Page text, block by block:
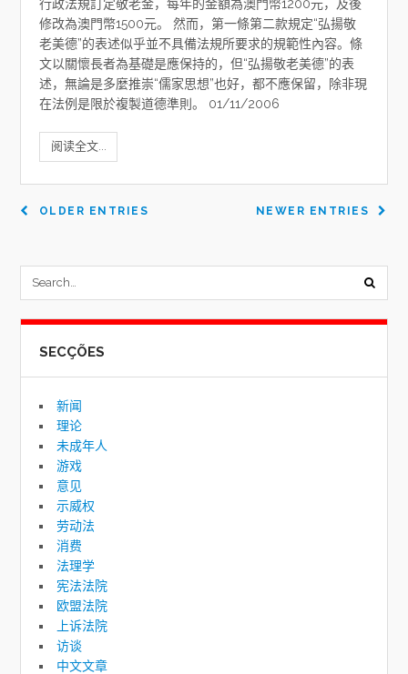
行政法規訂定敬老金，每年的金額為澳門幣1200元，及後
修改為澳門幣1500元。 然而，第一條第二款規定“弘揚敬
老美德”的表述似乎並不具備法規所要求的規範性內容。條
文以關懷長者為基礎是應保持的，但“弘揚敬老美德”的表
述，無論是多麼推崇“儒家思想”也好，都不應保留，除非現
在法例是限於複製道德準則。 01/11/2006
阅读全文...
OLDER ENTRIES NEWER ENTRIES
SECÇÕES
新闻
理论
未成年人
游戏
意见
示威权
劳动法
消费
法理学
宪法法院
欧盟法院
上诉法院
访谈
中文文章